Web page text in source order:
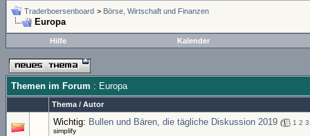
Traderboersenboard > Börse, Wirtschaft und Finanzen
Europa
Hilfe Kalender
Themen im Forum : Europa
Thema / Autor
Wichtig: Bullen und Bären, die tägliche Diskussion 2019 ( 1 2 3
simplify